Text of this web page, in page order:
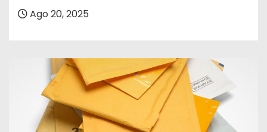
Ago 20, 2025